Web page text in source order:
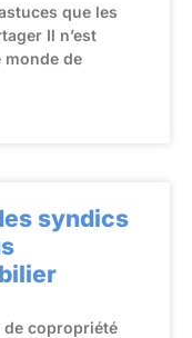
que les
Il n’est
monde de
syndics
de copropriété